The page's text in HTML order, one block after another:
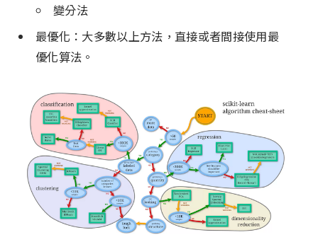
變分法
最優化：大多數以上方法，直接或者間接使用最
優化算法。